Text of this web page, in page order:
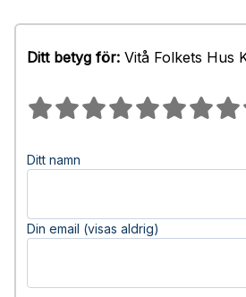
Ditt betyg för: Vitå Folkets Hus
Ditt namn
Din email (visas aldrig)